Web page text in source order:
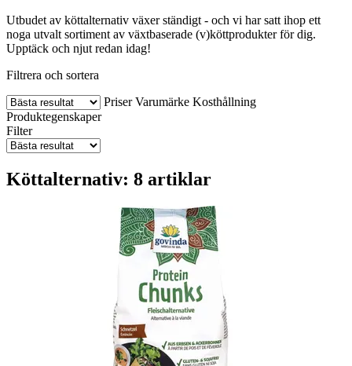
Utbudet av köttalternativ växer ständigt - och vi har satt ihop ett
noga utvalt sortiment av växtbaserade (v)köttprodukter för dig.
Upptäck och njut redan idag!
Filtrera och sortera
Priser Varumärke Kosthållning
Produktegenskaper
Filter
Köttalternativ: 8 artiklar